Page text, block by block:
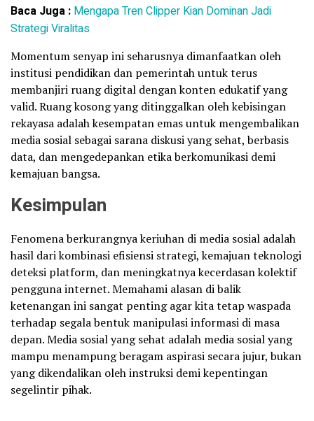
Baca Juga : Mengapa Tren Clipper Kian Dominan Jadi
Strategi Viralitas
Momentum senyap ini seharusnya dimanfaatkan oleh
institusi pendidikan dan pemerintah untuk terus
membanjiri ruang digital dengan konten edukatif yang
valid. Ruang kosong yang ditinggalkan oleh kebisingan
rekayasa adalah kesempatan emas untuk mengembalikan
media sosial sebagai sarana diskusi yang sehat, berbasis
data, dan mengedepankan etika berkomunikasi demi
kemajuan bangsa.
Kesimpulan
Fenomena berkurangnya keriuhan di media sosial adalah
hasil dari kombinasi efisiensi strategi, kemajuan teknologi
deteksi platform, dan meningkatnya kecerdasan kolektif
pengguna internet. Memahami alasan di balik
ketenangan ini sangat penting agar kita tetap waspada
terhadap segala bentuk manipulasi informasi di masa
depan. Media sosial yang sehat adalah media sosial yang
mampu menampung beragam aspirasi secara jujur, bukan
yang dikendalikan oleh instruksi demi kepentingan
segelintir pihak.